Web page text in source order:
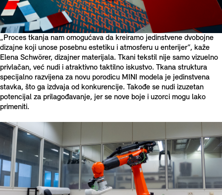
„Proces tkanja nam omogućava da kreiramo jedinstvene dvobojne
dizajne koji unose posebnu estetiku i atmosferu u enterijer“, kaže
Elena Schwörer, dizajner materijala. Tkani tekstil nije samo vizuelno
privlačan, već nudi i atraktivno taktilno iskustvo. Tkana struktura
specijalno razvijena za novu porodicu MINI modela je jedinstvena
stavka, što ga izdvaja od konkurencije. Takođe se nudi izuzetan
potencijal za prilagođavanje, jer se nove boje i uzorci mogu lako
primeniti.